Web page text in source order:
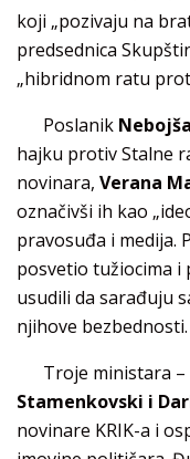
koji „pozivaju na
predsednica
„hibridnom ratu
Poslanik
hajku protiv Stalne
novinara, Verana
označivši ih kao
pravosuđa i medija.
posvetio tužiocima i
usudili da sarađuju
njihove bezbednosti.
Troje ministara –
Stamenkovski i
novinare KRIK-a i